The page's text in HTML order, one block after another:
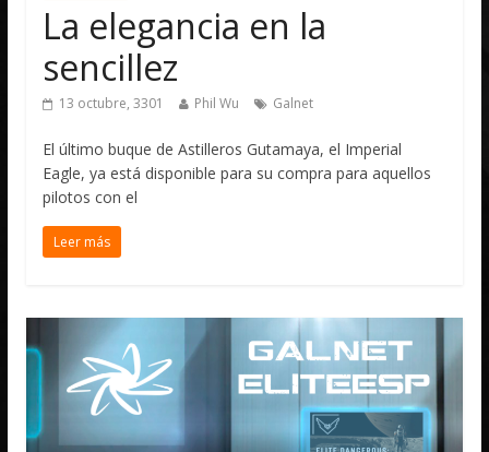
La elegancia en la
sencillez
13 octubre, 3301 Phil Wu Galnet
El último buque de Astilleros Gutamaya, el Imperial
Eagle, ya está disponible para su compra para aquellos
pilotos con el
Leer más